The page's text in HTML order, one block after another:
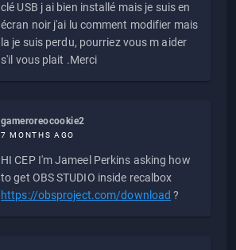
clé USB j ai bien installé mais je suis en
écran noir j'ai lu comment modifier mais
la je suis perdu, pourriez vous m aider
s'il vous plait .Merci
gameroreocookie2
7 MONTHS AGO
HI CEP I'm Jameel Perkins asking how
to get OBS STUDIO inside recalbox
https://obsproject.com/download ?